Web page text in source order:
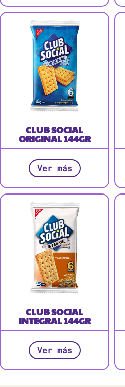
CLUB SOCIAL
ORIGINAL 144GR
Ver más
CLUB SOCIAL
INTEGRAL 144GR
Ver más